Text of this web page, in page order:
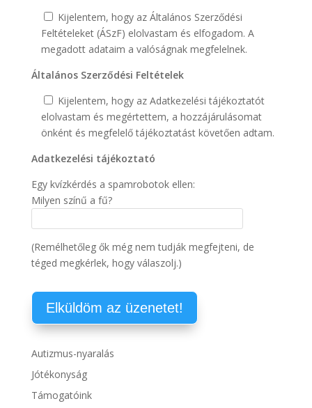
Kijelentem, hogy az Általános Szerződési
Feltételeket (ÁSzF) elolvastam és elfogadom. A
megadott adataim a valóságnak megfelelnek.
Általános Szerződési Feltételek
Kijelentem, hogy az Adatkezelési tájékoztatót
elolvastam és megértettem, a hozzájárulásomat
önként és megfelelő tájékoztatást követően adtam.
Adatkezelési tájékoztató
Egy kvízkérdés a spamrobotok ellen:
Milyen színű a fű?
(Remélhetőleg ők még nem tudják megfejteni, de
téged megkérlek, hogy válaszolj.)
Autizmus-nyaralás
Jótékonyság
Támogatóink